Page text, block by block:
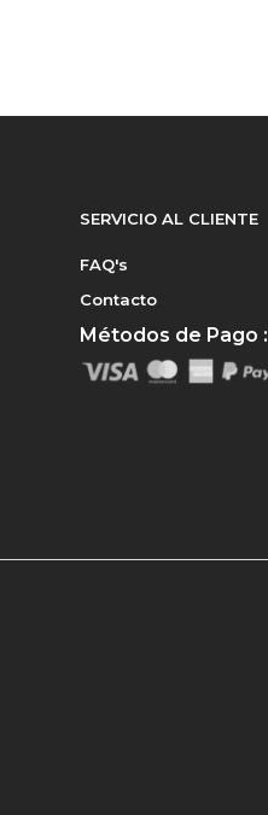
SERVICIO AL CLIENTE
FAQ's
Contacto
Métodos de Pago :